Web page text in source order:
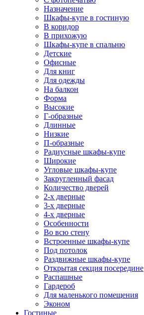
Назначение
Шкафы-купе в гостиную
В коридор
В прихожую
Шкафы-купе в спальню
Детские
Офисные
Для книг
Для одежды
На балкон
Форма
Высокие
Г-образные
Длинные
Низкие
П-образные
Радиусные шкафы-купе
Широкие
Угловые шкафы-купе
Закругленный фасад
Количество дверей
2-х дверные
3-х дверные
4-х дверные
Особенности
Во всю стену
Встроенные шкафы-купе
Под потолок
Раздвижные шкафы-купе
Открытая секция посередине
Распашные
Гардероб
Для маленького помещения
Эконом
Гостиные